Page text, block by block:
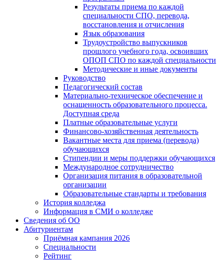
Результаты приема по каждой
специальности СПО, перевода,
восстановления и отчисления
Язык образования
Трудоустройство выпускников
прошлого учебного года, освоивших
ОПОП СПО по каждой специальности
Методические и иные документы
Руководство
Педагогический состав
Материально-техническое обеспечение и
оснащенность образовательного процесса.
Доступная среда
Платные образовательные услуги
Финансово-хозяйственная деятельность
Вакантные места для приема (перевода)
обучающихся
Стипендии и меры поддержки обучающихся
Международное сотрудничество
Организация питания в образовательной
организации
Образовательные стандарты и требования
История колледжа
Информация в СМИ о колледже
Сведения об ОО
Абитуриентам
Приёмная кампания 2026
Специальности
Рейтинг